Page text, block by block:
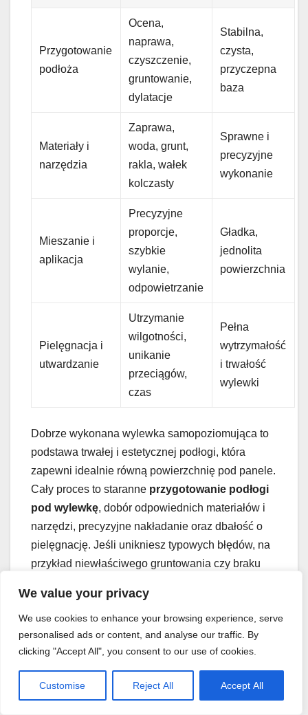
We value your privacy
We use cookies to enhance your browsing experience, serve
personalised ads or content, and analyse our traffic. By
clicking "Accept All", you consent to our use of cookies.
Customise Reject All Accept All
Przygotowanie
podłoża
Ocena,
naprawa,
czyszczenie,
gruntowanie,
dylatacje
Stabilna,
czysta,
przyczepna
baza
Materiały i
narzędzia
Zaprawa,
woda, grunt,
rakla, wałek
kolczasty
Sprawne i
precyzyjne
wykonanie
Mieszanie i
aplikacja
Precyzyjne
proporcje,
szybkie
wylanie,
odpowietrzanie
Gładka,
jednolita
powierzchnia
Pielęgnacja i
utwardzanie
Utrzymanie
wilgotności,
unikanie
przeciągów,
czas
Pełna
wytrzymałość
i trwałość
wylewki
Dobrze wykonana wylewka samopoziomująca to
podstawa trwałej i estetycznej podłogi, która
zapewni idealnie równą powierzchnię pod panele.
Cały proces to staranne przygotowanie podłogi
pod wylewkę, dobór odpowiednich materiałów i
narzędzi, precyzyjne nakładanie oraz dbałość o
pielęgnację. Jeśli unikniesz typowych błędów, na
przykład niewłaściwego gruntowania czy braku
Wiesz, każdy etap – od oceny podłoża, przez
gruntowanie, mieszanie masy, aż po jej
pielęgnację – jest niesamowicie istotny. Chciałem,